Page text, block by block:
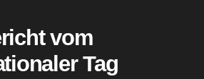
vom
Tag